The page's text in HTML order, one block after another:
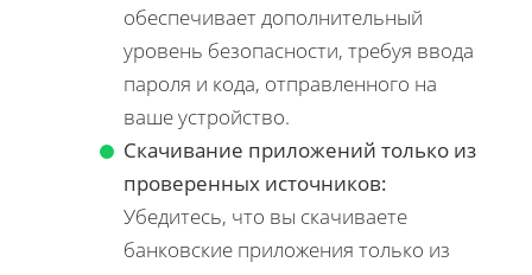
обеспечивает дополнительный
уровень безопасности, требуя ввода
пароля и кода, отправленного на
ваше устройство.
Скачивание приложений только из
проверенных источников:
Убедитесь, что вы скачиваете
банковские приложения только из